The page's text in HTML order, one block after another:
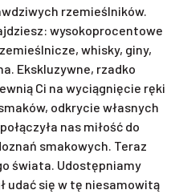
rzemieślników.
wysokoprocentowe
whisky, giny,
Ekskluzywne, rzadko
Ci na wyciągnięcie ręki
odkrycie własnych
nas miłość do
smakowych. Teraz
świata. Udostępniamy
udać się w tę niesamowitą